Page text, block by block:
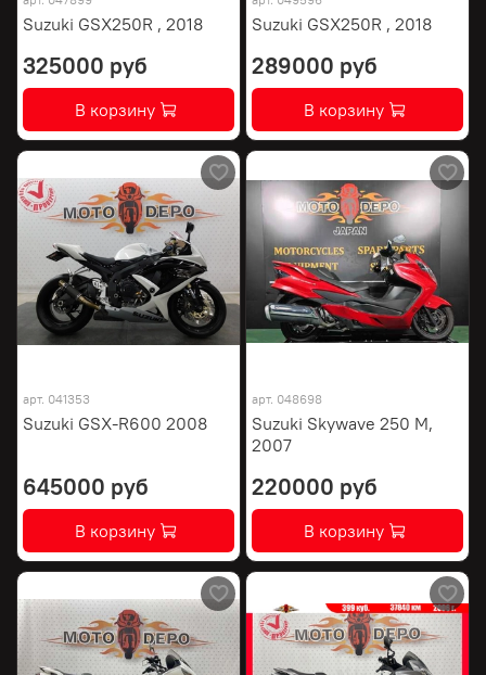
Suzuki GSX250R , 2018
325000 руб
В корзину
Suzuki GSX250R , 2018
289000 руб
В корзину
арт. 041353
Suzuki GSX-R600 2008
645000 руб
В корзину
арт. 048698
Suzuki Skywave 250 M,
2007
220000 руб
В корзину